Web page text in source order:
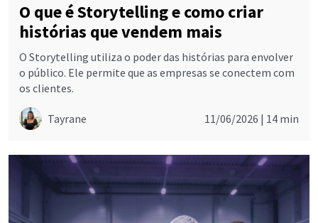
O que é Storytelling e como criar
histórias que vendem mais
O Storytelling utiliza o poder das histórias para envolver
o público. Ele permite que as empresas se conectem com
os clientes.
Tayrane 11/06/2026 | 14 min